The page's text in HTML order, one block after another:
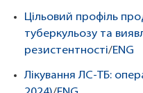
Цільовий профіль
туберкульозу та
резистентності/ENG
Лікування ЛС-ТБ: